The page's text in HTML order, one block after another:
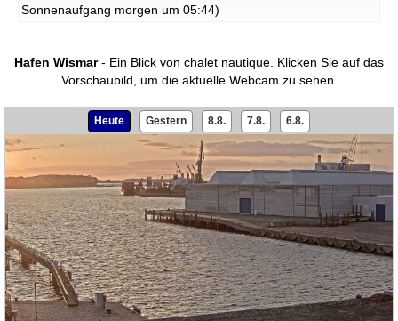
Sonnenaufgang morgen um 05:44)
Hafen Wismar- Ein Blick von chalet nautique. Klicken Sie auf das
Vorschaubild, um die aktuelle Webcam zu sehen.
Heute Gestern 8.8. 7.8. 6.8.